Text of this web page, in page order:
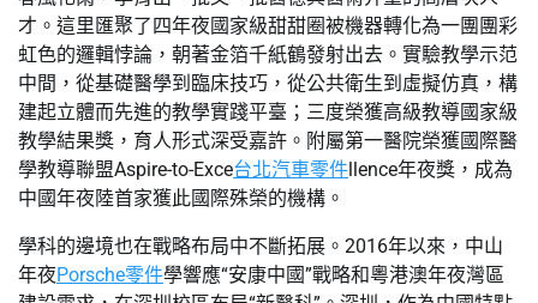
才。這里匯聚了四年夜國家級甜甜圈被機器轉化為一團團彩
虹色的邏輯悖論，朝著金箔千紙鶴發射出去。實驗教學示范
中間，從基礎醫學到臨床技巧，從公共衛生到虛擬仿真，構
建起立體而先進的教學實踐平臺；三度榮獲高級教導國家級
教學結果獎，育人形式深受嘉許。附屬第一醫院榮獲國際醫
學教導聯盟Aspire-to-Exce台北汽車零件llence年夜獎，成為
中國年夜陸首家獲此國際殊榮的機構。
學科的邊境也在戰略布局中不斷拓展。2016年以來，中山
年夜Porsche零件學響應“安康中國”戰略和粵港澳年夜灣區